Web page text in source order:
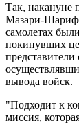
Так, накануне
Мазари-
самолетах
покинувших
вывода войск.
"Подходит к
миссия,